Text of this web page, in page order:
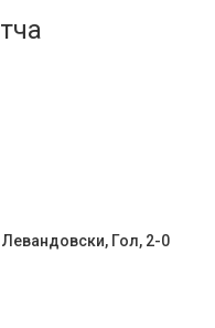
Левандовски, Гол, 2-0